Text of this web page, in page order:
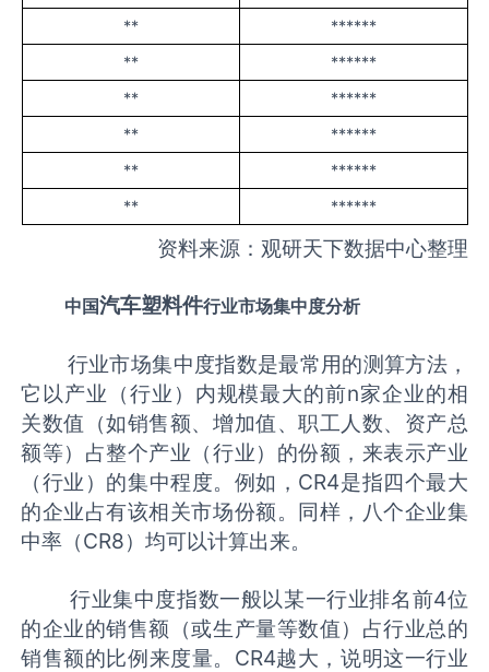
**
******
**
******
**
******
**
******
**
******
**
******
资料来源：观研天下数据中心整理
中国汽车塑料件行业市场集中度分析
行业市场集中度指数是最常用的测算方法，
它以产业（行业）内规模最大的前n家企业的相
关数值（如销售额、增加值、职工人数、资产总
额等）占整个产业（行业）的份额，来表示产业
（行业）的集中程度。例如，CR4是指四个最大
的企业占有该相关市场份额。同样，八个企业集
中率（CR8）均可以计算出来。
行业集中度指数一般以某一行业排名前4位
的企业的销售额（或生产量等数值）占行业总的
销售额的比例来度量。CR4越大，说明这一行业